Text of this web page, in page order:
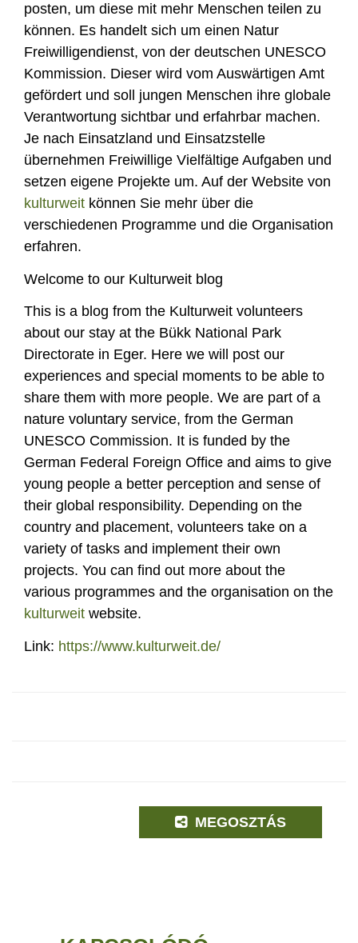
posten, um diese mit mehr Menschen teilen zu
können. Es handelt sich um einen Natur
Freiwilligendienst, von der deutschen UNESCO
Kommission. Dieser wird vom Auswärtigen Amt
gefördert und soll jungen Menschen ihre globale
Verantwortung sichtbar und erfahrbar machen.
Je nach Einsatzland und Einsatzstelle
übernehmen Freiwillige Vielfältige Aufgaben und
setzen eigene Projekte um. Auf der Website von
kulturweit können Sie mehr über die
verschiedenen Programme und die Organisation
erfahren.
Welcome to our Kulturweit blog
This is a blog from the Kulturweit volunteers
about our stay at the Bükk National Park
Directorate in Eger. Here we will post our
experiences and special moments to be able to
share them with more people. We are part of a
nature voluntary service, from the German
UNESCO Commission. It is funded by the
German Federal Foreign Office and aims to give
young people a better perception and sense of
their global responsibility. Depending on the
country and placement, volunteers take on a
variety of tasks and implement their own
projects. You can find out more about the
various programmes and the organisation on the
kulturweit website.
Link: https://www.kulturweit.de/
MEGOSZTÁS